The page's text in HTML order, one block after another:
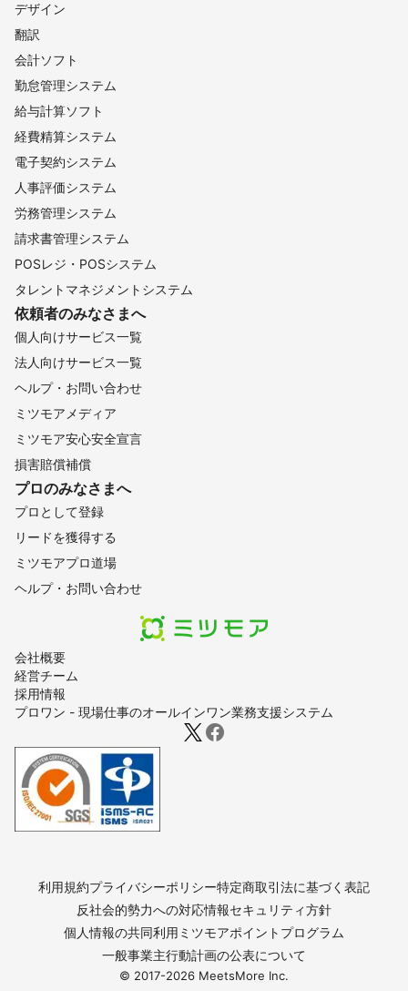
会社概要
経営チーム
採用情報
プロワン - 現場仕事のオールインワン業務支援システム
デザイン
翻訳
会計ソフト
勤怠管理システム
給与計算ソフト
経費精算システム
電子契約システム
人事評価システム
労務管理システム
請求書管理システム
POSレジ・POSシステム
タレントマネジメントシステム
依頼者のみなさまへ
個人向けサービス一覧
法人向けサービス一覧
ヘルプ・お問い合わせ
ミツモアメディア
ミツモア安心安全宣言
損害賠償補償
プロのみなさまへ
プロとして登録
リードを獲得する
ミツモアプロ道場
ヘルプ・お問い合わせ
利用規約プライバシーポリシー特定商取引法に基づく表記
反社会的勢力への対応情報セキュリティ方針
個人情報の共同利用 ミツモアポイントプログラム
一般事業主行動計画の公表について
© 2017-2026 MeetsMore Inc.